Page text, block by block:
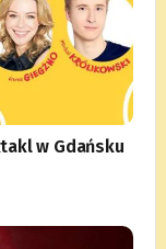
w Gdańsku